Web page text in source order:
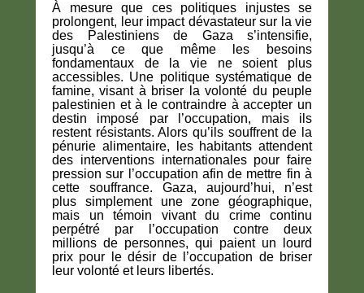
À mesure que ces politiques injustes se
prolongent, leur impact dévastateur sur la vie
des Palestiniens de Gaza s’intensifie,
jusqu’à ce que même les besoins
fondamentaux de la vie ne soient plus
accessibles. Une politique systématique de
famine, visant à briser la volonté du peuple
palestinien et à le contraindre à accepter un
destin imposé par l’occupation, mais ils
restent résistants. Alors qu’ils souffrent de la
pénurie alimentaire, les habitants attendent
des interventions internationales pour faire
pression sur l’occupation afin de mettre fin à
cette souffrance. Gaza, aujourd’hui, n’est
plus simplement une zone géographique,
mais un témoin vivant du crime continu
perpétré par l’occupation contre deux
millions de personnes, qui paient un lourd
prix pour le désir de l’occupation de briser
leur volonté et leurs libertés.